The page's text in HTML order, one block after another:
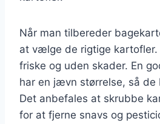
Når man tilbereder
at vælge de rigtige
friske og uden skader. En
har en jævn størrelse, så de
Det anbefales at skrubbe
for at fjerne snavs og